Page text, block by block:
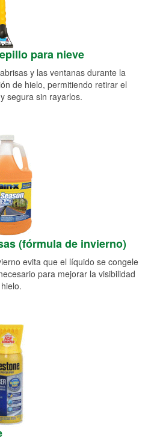
para nieve
y las ventanas durante la
de hielo, permitiendo retirar el
segura sin rayarlos.
(fórmula de invierno)
evita que el líquido se congele
para mejorar la visibilidad